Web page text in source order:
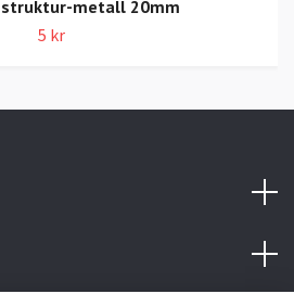
metall 20mm
5 kr